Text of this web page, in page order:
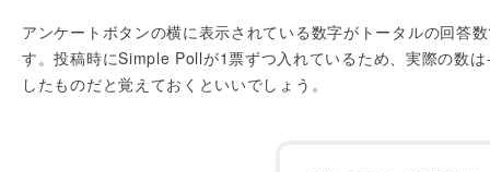
アンケートボタンの横に表示されている数字がトータルの回答
す。投稿時にSimple Pollが1票ずつ入れているため、実際の数
したものだと覚えておくといいでしょう。